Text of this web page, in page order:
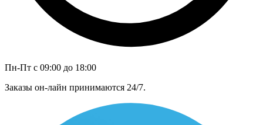
Пн-Пт с 09:00 до 18:00
Заказы он-лайн принимаются 24/7.